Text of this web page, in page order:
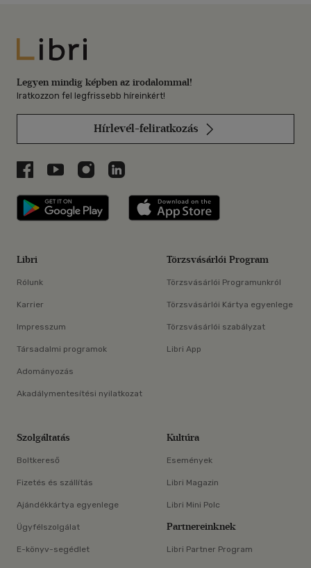
Libri
Legyen mindig képben az irodalommal!
Iratkozzon fel legfrissebb híreinkért!
Hírlevél-feliratkozás
Libri a Facebookon
Libri a Youtube-on
Libri az Instagramon
Libri a LinkedInen
Libri applikáció Szerezd meg: Google
Libri
Rólunk
Karrier
Impresszum
Társadalmi programok
Adományozás
Akadálymentesítési nyilatkozat
Törzsvásárlói Program
Törzsvásárlói Programunkról
Törzsvásárlói Kártya egyenlege
Törzsvásárlói szabályzat
Libri App
Szolgáltatás
Boltkereső
Fizetés és szállítás
Ajándékkártya egyenlege
Ügyfélszolgálat
E-könyv-segédlet
Kultúra
Események
Libri Magazin
Libri Mini Polc
Partnereinknek
Libri Partner Program